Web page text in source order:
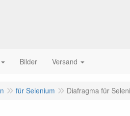
Bilder Versand
für Selenium Diafragma für